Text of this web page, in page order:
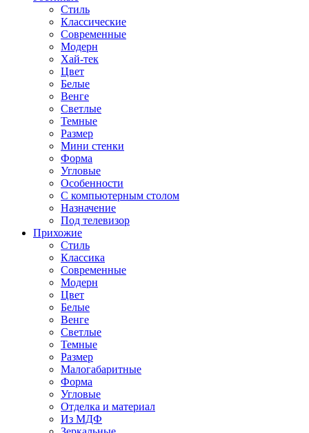
Стиль
Классические
Современные
Модерн
Хай-тек
Цвет
Белые
Венге
Светлые
Темные
Размер
Мини стенки
Форма
Угловые
Особенности
С компьютерным столом
Назначение
Под телевизор
Прихожие
Стиль
Классика
Современные
Модерн
Цвет
Белые
Венге
Светлые
Темные
Размер
Малогабаритные
Форма
Угловые
Отделка и материал
Из МДФ